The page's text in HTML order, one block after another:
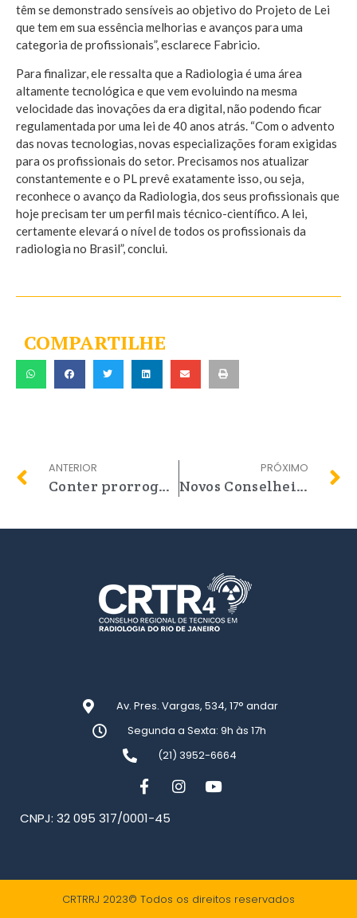
têm se demonstrado sensíveis ao objetivo do Projeto de Lei
que tem em sua essência melhorias e avanços para uma
categoria de profissionais”, esclarece Fabricio.
Para finalizar, ele ressalta que a Radiologia é uma área
altamente tecnológica e que vem evoluindo na mesma
velocidade das inovações da era digital, não podendo ficar
regulamentada por uma lei de 40 anos atrás. “Com o advento
das novas tecnologias, novas especializações foram exigidas
para os profissionais do setor. Precisamos nos atualizar
constantemente e o PL prevê exatamente isso, ou seja,
reconhece o avanço da Radiologia, dos seus profissionais que
hoje precisam ter um perfil mais técnico-científico. A lei,
certamente elevará o nível de todos os profissionais da
radiologia no Brasil”, conclui.
COMPARTILHE
ANTERIOR
Conter prorroga prazo para a aquisição da nova CIP
PRÓXIMO
Novos Conselheiros tomam posse
Av. Pres. Vargas, 534, 17° andar
Segunda a Sexta: 9h às 17h
(21) 3952-6664
CNPJ: 32 095 317/0001-45
CRTRRJ 2023© Todos os direitos reservados